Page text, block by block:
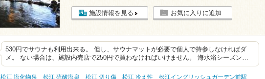
施設情報を見る お気に入りに追加
530円でサウナも利用出来る。 但し、サウナマットが必要で個人で持参しなければダ
メ。 ない場合は、施設内売店で250円で買わなければいけません。 海水浴シーズン…
松江 塩化物泉 松江 硫酸塩泉 松江 切り傷 松江 冷え性 松江イングリッシュガーデン前駅